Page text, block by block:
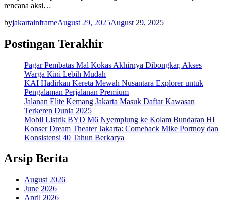
rencana aksi…
byjakartainframeAugust 29, 2025August 29, 2025
Postingan Terakhir
Pagar Pembatas Mal Kokas Akhirnya Dibongkar, Akses
Warga Kini Lebih Mudah
KAI Hadirkan Kereta Mewah Nusantara Explorer untuk
Pengalaman Perjalanan Premium
Jalanan Elite Kemang Jakarta Masuk Daftar Kawasan
Terkeren Dunia 2025
Mobil Listrik BYD M6 Nyemplung ke Kolam Bundaran HI
Konser Dream Theater Jakarta: Comeback Mike Portnoy dan
Konsistensi 40 Tahun Berkarya
Arsip Berita
August 2026
June 2026
April 2026